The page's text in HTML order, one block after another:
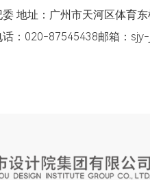
委 地址：广州市天河区体育
：020-87545438邮箱：